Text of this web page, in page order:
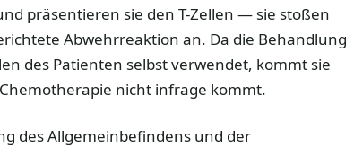
präsentieren sie den T-Zellen — sie stoßen
Abwehrreaktion an. Da die Behandlung
des Patienten selbst verwendet, kommt sie
nicht infrage kommt.
des Allgemeinbefindens und der